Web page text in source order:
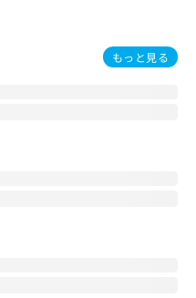
もっと見る